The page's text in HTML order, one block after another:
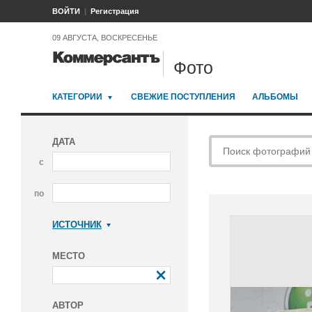
ВОЙТИ Регистрация
09 АВГУСТА, ВОСКРЕСЕНЬЕ
Фото
КАТЕГОРИИ СВЕЖИЕ ПОСТУПЛЕНИЯ АЛЬБОМЫ
ДАТА
с
по
ИСТОЧНИК
МЕСТО
АВТОР